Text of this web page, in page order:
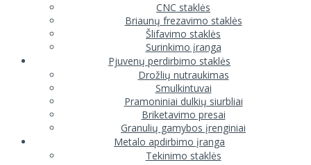
CNC staklės
Briaunų frezavimo staklės
Šlifavimo staklės
Surinkimo įranga
Pjuvenų perdirbimo staklės
Drožlių nutraukimas
Smulkintuvai
Pramoniniai dulkių siurbliai
Briketavimo presai
Granulių gamybos įrenginiai
Metalo apdirbimo įranga
Tekinimo staklės